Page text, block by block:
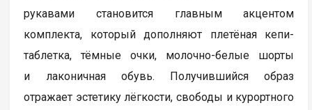
рукавами становится главным акцентом
комплекта, который дополняют плетёная кепи-
таблетка, тёмные очки, молочно-белые шорты
и лаконичная обувь. Получившийся образ
отражает эстетику лёгкости, свободы и курортного